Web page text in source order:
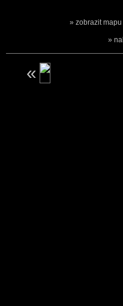
zobrazit mapu